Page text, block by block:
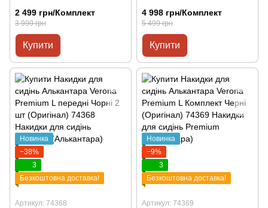
2 499 грн/Комплект
3 999 грн
Купити
4 998 грн/Комплект
5 499 грн
Купити
Новинка
−38%
3
Безкоштовна доставка!
Артикул: 74368
Новинка
−9%
3
Безкоштовна доставка!
Артикул: 74369